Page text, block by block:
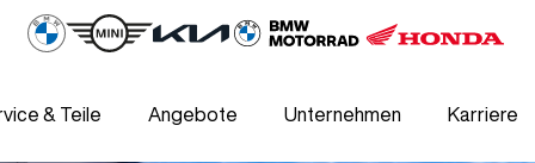
& Teile Angebote Unternehmen Karriere